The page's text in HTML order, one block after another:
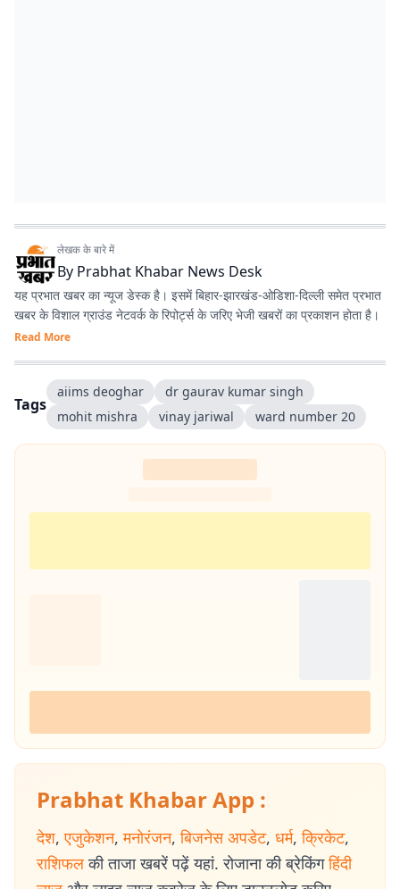
लेखक के बारे में
By Prabhat Khabar News Desk
यह प्रभात खबर का न्यूज डेस्क है। इसमें बिहार-झारखंड-ओडिशा-दिल्‍ली समेत प्रभात
खबर के विशाल ग्राउंड नेटवर्क के रिपोर्ट्स के जरिए भेजी खबरों का प्रकाशन होता है।
Read More
Tags
aiims deoghar
dr gaurav kumar singh
mohit mishra
vinay jariwal ward number 20
Prabhat Khabar App :
देश, एजुकेशन, मनोरंजन, बिजनेस अपडेट, धर्म, क्रिकेट,
राशिफल की ताजा खबरें पढ़ें यहां. रोजाना की ब्रेकिंग हिंदी